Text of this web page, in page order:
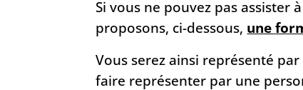
Si vous ne pouvez pas assister
proposons, ci-dessous, une
Vous serez ainsi représenté
faire représenter par une